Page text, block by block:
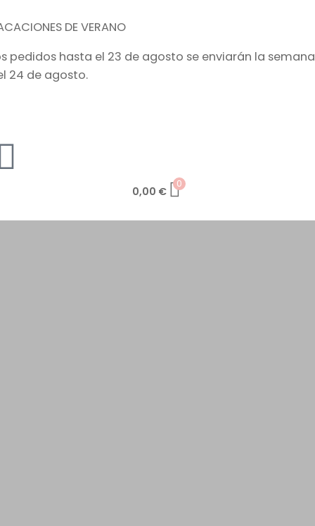
DE VERANO
pedidos hasta el 23 de agosto se enviarán la semana
24 de agosto.
0,00 €
0